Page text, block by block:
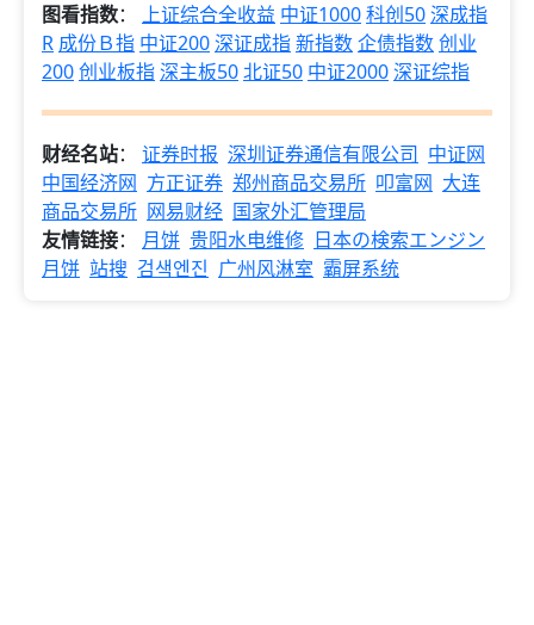
图看指数： 上证综合全收益 中证1000科创50深成指
R 成份Ｂ指 中证200深证成指新指数企债指数创业
200创业板指深主板50北证50 中证2000深证综指
财经名站： 证券时报 深圳证券通信有限公司 中证网
中国经济网 方正证券 郑州商品交易所 叩富网 大连
商品交易所 网易财经 国家外汇管理局
友情链接： 月饼 贵阳水电维修 日本の検索エンジン
月饼 站搜 검색엔진 广州风淋室 霸屏系统